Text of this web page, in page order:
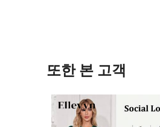
또한 본 고객